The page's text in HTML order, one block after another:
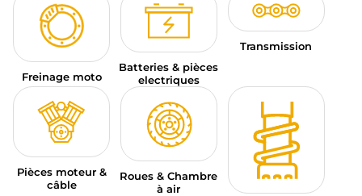
— MODIFIER
MARQUES
CONSEILS
NOUS CONTACTER
Freinage moto
Batteries & pièces
electriques
Transmission
Pièces moteur &
câble
Roues & Chambre
à air